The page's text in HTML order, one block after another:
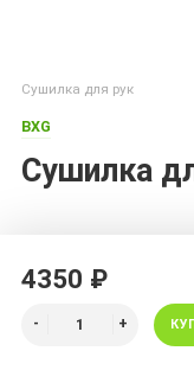
Сушилка для рук
BXG
Сушилка
4350 ₽